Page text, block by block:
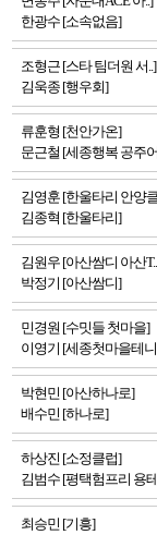
한광수 [소속없음]
조형근 [스타 팀더원 서..]
김욱종 [행우회]
류훈형 [천안가온]
문근철 [세종행복 공주
김영훈 [한울타리 안양
김종혁 [한울타리]
김원우 [아산쌈디 아산
박정기 [아산쌈디]
민경원 [수밋들 첫마을]
이영기 [세종첫마을테
박현민 [아산하나로]
배수민 [하나로]
하상진 [소정클럽]
김범수 [평택험프리 용
최승민 [기흥]